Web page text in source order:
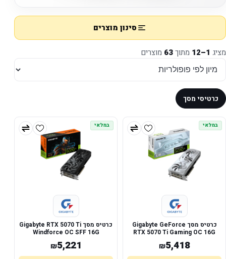
סינון מוצרים
מציג 1–12 מתוך63 מוצרים
כרטיסי מסך
במלאי
כרטיס מסך Gigabyte GeForce
RTX 5070 Ti Gaming OC 16G
₪5,418
במלאי
כרטיס מסך Gigabyte RTX 5070 Ti
Windforce OC SFF 16G
₪5,221